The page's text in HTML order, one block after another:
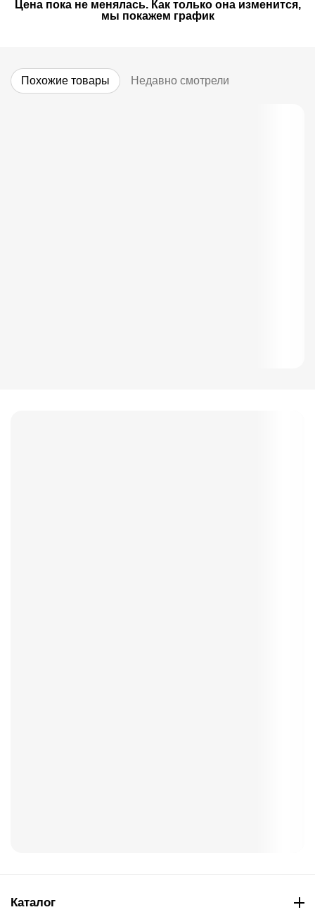
Цена пока не менялась. Как только она изменится,
мы покажем график
Похожие товары Недавно смотрели
Каталог